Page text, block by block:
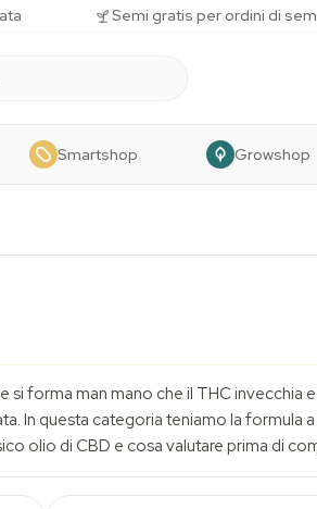
Semi gratis per ordini di
Smartshop Growshop
forma man mano che il THC invecchia
In questa categoria teniamo la formula
olio di CBD e cosa valutare prima di